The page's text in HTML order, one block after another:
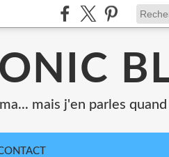
mais j'en parles